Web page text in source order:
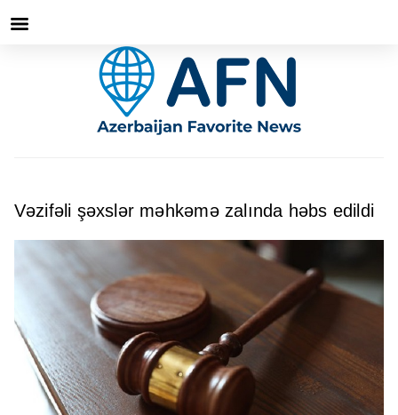
Vəzifəli şəxslər məhkəmə zalında həbs edildi